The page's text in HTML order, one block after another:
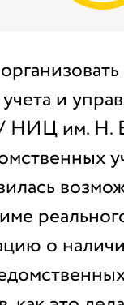
и
НИЦ им. Н.
о